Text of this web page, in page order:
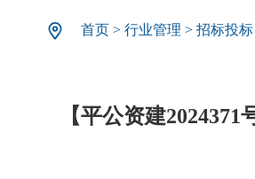
首页 > 行业管理 > 招标投标
【平公资建